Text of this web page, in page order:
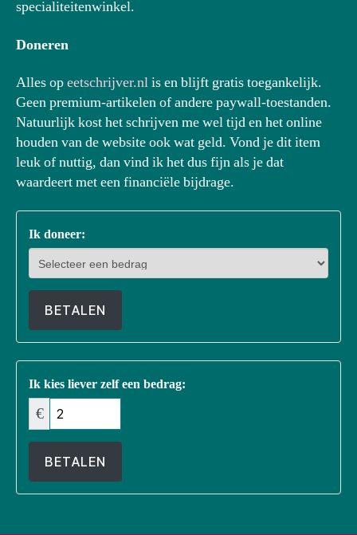
specialiteitenwinkel.
Doneren
Alles opeetschrijver.nlis en blijft gratis toegankelijk.
Geen premium-artikelen of andere paywall-toestanden.
Natuurlijk kost het schrijven me wel tijd en het online
houden van de website ook wat geld. Vond je dit item
leuk of nuttig, dan vind ik het dus fijn als je dat
waardeert met een financiële bijdrage.
Ik doneer:
BETALEN
Ik kies liever zelf een bedrag:
€
BETALEN